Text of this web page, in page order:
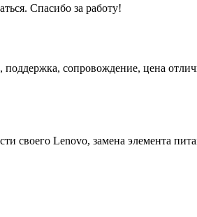
Спасибо за работу!
поддержка, сопровождение, цена
своего Lenovo, замена элемента